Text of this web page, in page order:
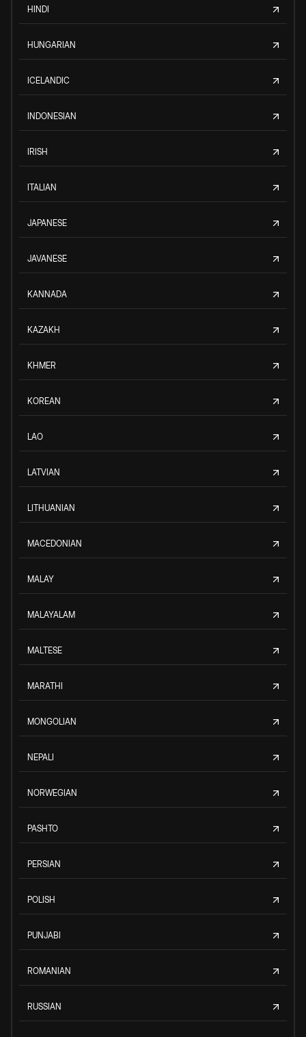
HINDI
HUNGARIAN
ICELANDIC
INDONESIAN
IRISH
ITALIAN
JAPANESE
JAVANESE
KANNADA
KAZAKH
KHMER
KOREAN
LAO
LATVIAN
LITHUANIAN
MACEDONIAN
MALAY
MALAYALAM
MALTESE
MARATHI
MONGOLIAN
NEPALI
NORWEGIAN
PASHTO
PERSIAN
POLISH
PUNJABI
ROMANIAN
RUSSIAN